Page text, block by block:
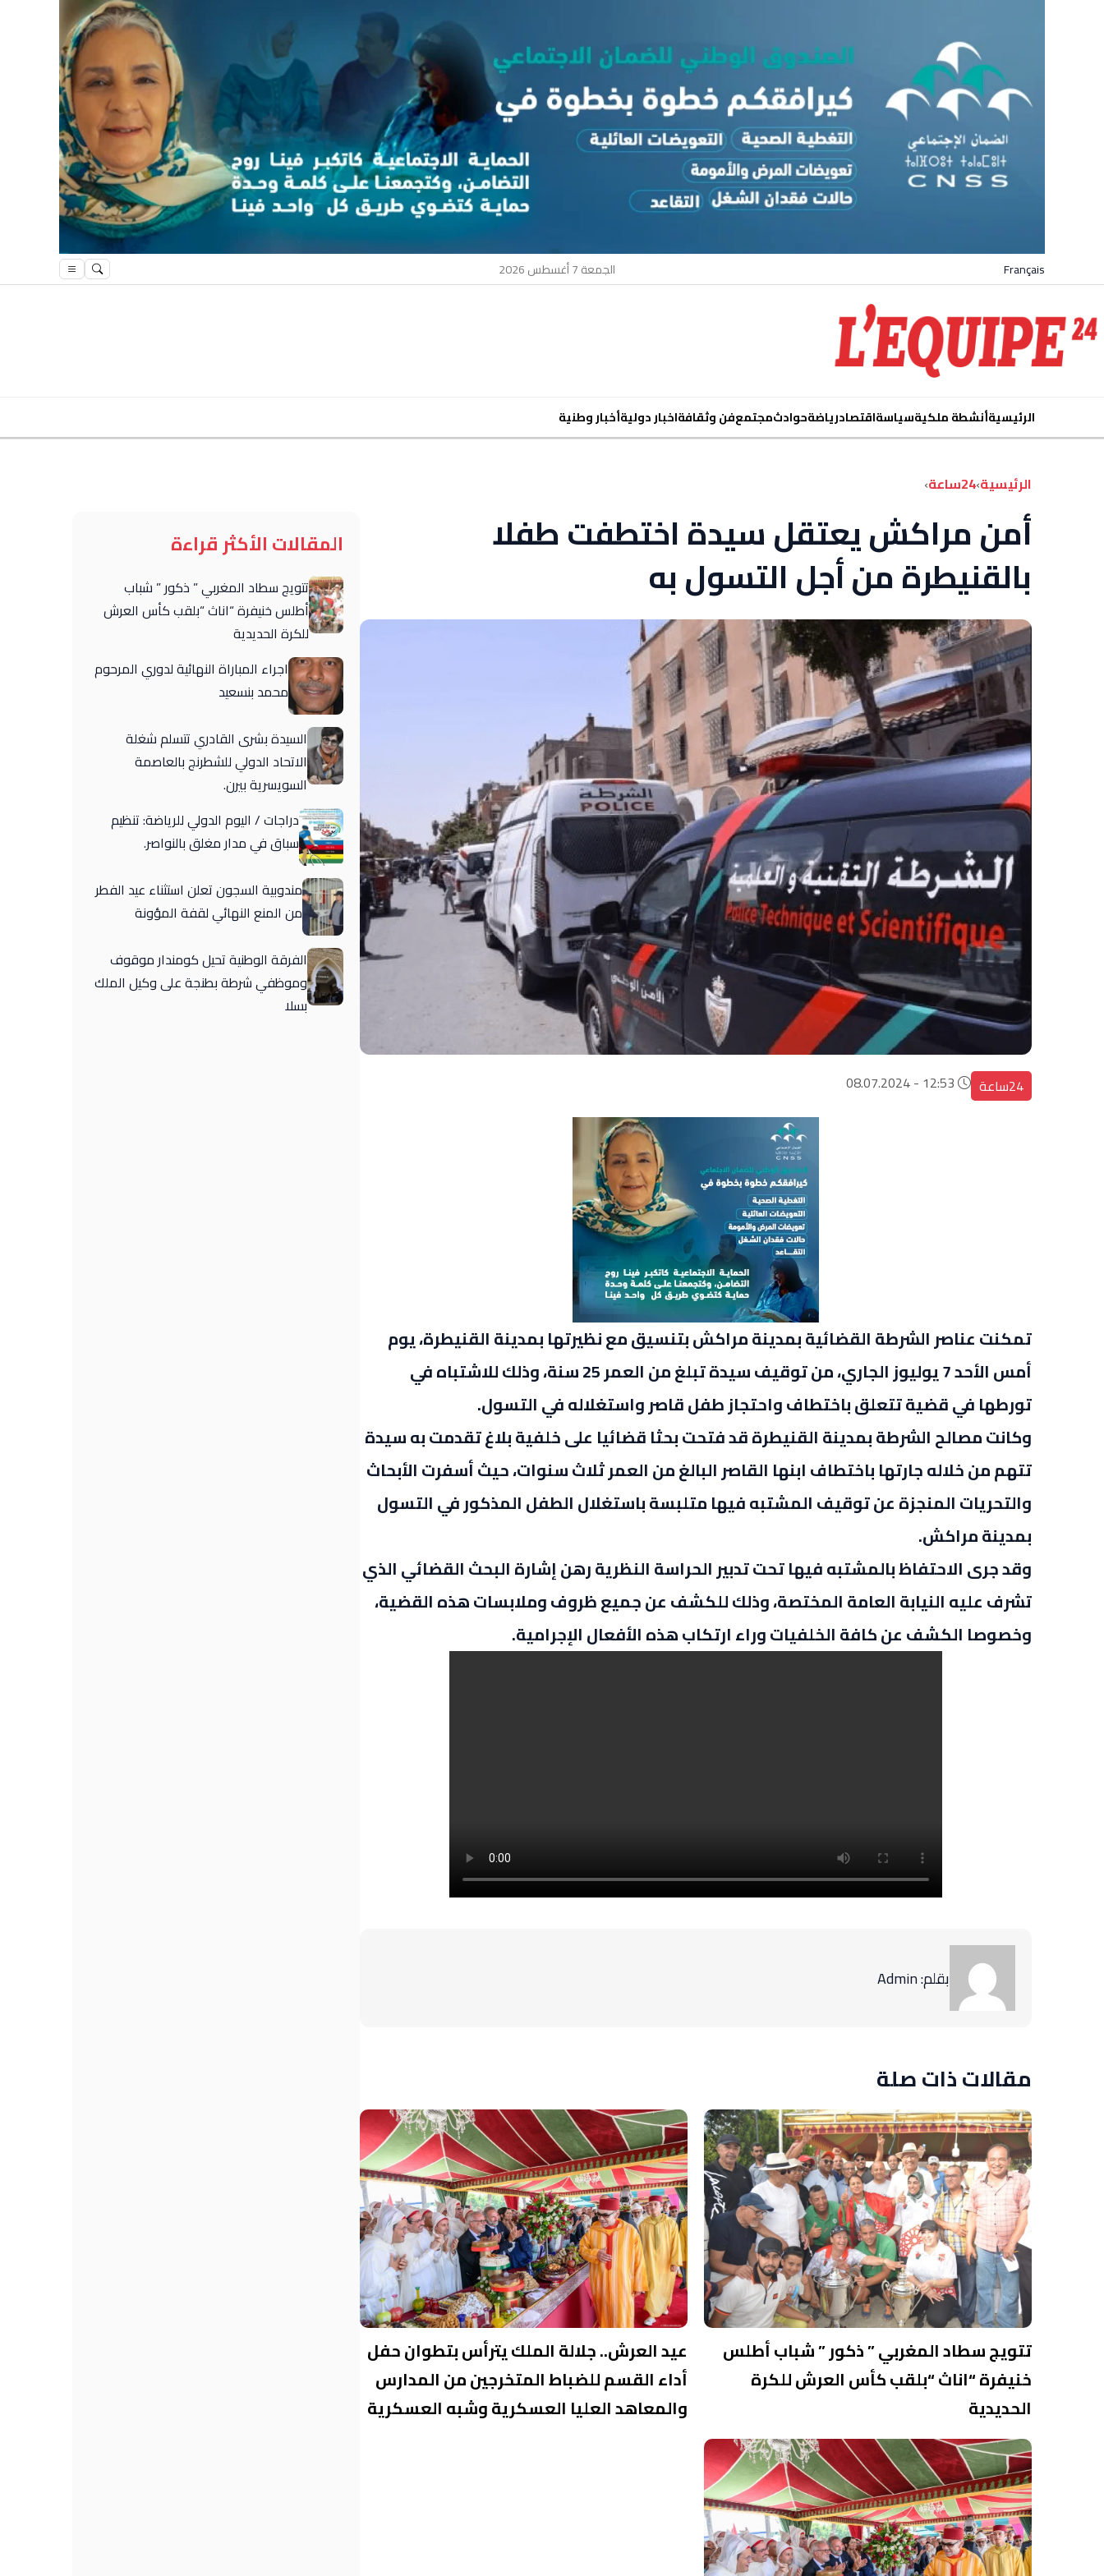
Français الجمعة 7 أغسطس 2026
الرئيسيةأنشطة ملكيةسياسةاقتصادرياضةحوادثمجتمعفن وثقافةاخبار دوليةأخبار وطنية
الرئيسية›24ساعة ›
أمن مراكش يعتقل سيدة اختطفت طفلا
بالقنيطرة من أجل التسول به
24ساعة
تمكنت عناصر الشرطة القضائية بمدينة مراكش بتنسيق مع نظيرتها بمدينة القنيطرة، يوم
أمس الأحد 7 يوليوز الجاري، من توقيف سيدة تبلغ من العمر 25 سنة، وذلك للاشتباه في
تورطها في قضية تتعلق باختطاف واحتجاز طفل قاصر واستغلاله في التسول.
وكانت مصالح الشرطة بمدينة القنيطرة قد فتحت بحثا قضائيا على خلفية بلاغ تقدمت به سيدة
تتهم من خلاله جارتها باختطاف ابنها القاصر البالغ من العمر ثلاث سنوات، حيث أسفرت الأبحاث
والتحريات المنجزة عن توقيف المشتبه فيها متلبسة باستغلال الطفل المذكور في التسول
بمدينة مراكش.
وقد جرى الاحتفاظ بالمشتبه فيها تحت تدبير الحراسة النظرية رهن إشارة البحث القضائي الذي
تشرف عليه النيابة العامة المختصة، وذلك للكشف عن جميع ظروف وملابسات هذه القضية،
وخصوصا الكشف عن كافة الخلفيات وراء ارتكاب هذه الأفعال الإجرامية.
بقلم: Admin
مقالات ذات صلة
تتويج سطاد المغربي ” ذكور ” شباب أطلس
خنيفرة “اناث “بلقب كأس العرش للكرة
الحديدية
عيد العرش.. جلالة الملك يترأس بتطوان حفل
أداء القسم للضباط المتخرجين من المدارس
والمعاهد العليا العسكرية وشبه العسكرية
المقالات الأكثر قراءة
تتويج سطاد المغربي ” ذكور ” شباب
أطلس خنيفرة “اناث “بلقب كأس العرش
للكرة الحديدية
اجراء المباراة النهائية لدوري المرحوم
محمد بنسعيد
السيدة بشرى القادري تتسلم شغلة
الاتحاد الدولي للشطرنج بالعاصمة
السويسرية بيرن.
دراجات / اليوم الدولي للرياضة: تنظيم
سباق في مدار مغلق بالنواصر.
مندوبية السجون تعلن استثناء عيد الفطر
من المنع النهائي لقفة المؤونة
الفرقة الوطنية تحيل كومندار موقوف
وموظفي شرطة بطنجة على وكيل الملك
بسلا